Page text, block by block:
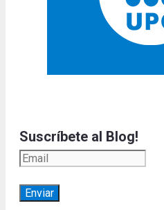
Suscríbete al Blog!